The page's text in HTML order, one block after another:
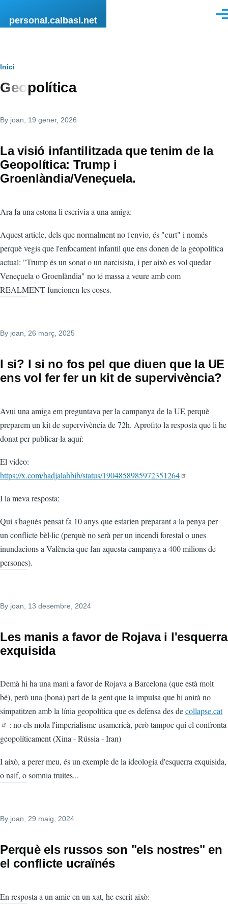
personal.calbasi.net
Fil
d'Ariadna
Inici
Geopolítica
By joan , 19 gener, 2026
La visió infantilitzada que tenim de la
Geopolítica: Trump i
Groenlàndia/Veneçuela.
Ara fa una estona li escrivia a una amiga:
Aquest article, dels que normalment no t'envio, és "curt" i només
perquè vegis que l'enfocament infantil que ens donen de la geopolítica
actual: "Trump és un sonat o un narcisista, i per això es vol quedar
Veneçuela o Groenlàndia" no té massa a veure amb com
REALMENT funcionen les coses.
By joan , 26 març, 2025
I si? I si no fos pel que diuen que la UE
ens vol fer fer un kit de supervivència?
Avui una amiga em preguntava per la campanya de la UE perquè
preparem un kit de supervivència de 72h. Aprofito la resposta que li he
donat per publicar-la aquí:
El video:
https://x.com/hadjalahbib/status/1904858985972351264
I la meva resposta:
Qui s'hagués pensat fa 10 anys que estarien preparant a la penya per
un conflicte bèl·lic (perquè no serà per un incendi forestal o unes
inundacions a València que fan aquesta campanya a 400 milions de
persones).
By joan , 13 desembre, 2024
Les manis a favor de Rojava i l'esquerra
exquisida
Demà hi ha una mani a favor de Rojava a Barcelona (que està molt
bé), però una (bona) part de la gent que la impulsa que hi anirà no
simpatitzen amb la línia geopolítica que es defensa des decollapse.cat
: no els mola l'imperialisme usamericà, però tampoc qui el confronta
geopolíticament (Xina - Rússia - Iran)
I això, a perer meu, és un exemple de la ideologia d'esquerra exquisida,
o naif, o somnia truites...
By joan, 29 maig, 2024
Perquè els russos son "els nostres" en
el conflicte ucraïnés
En resposta a un amic en un xat, he escrit això: